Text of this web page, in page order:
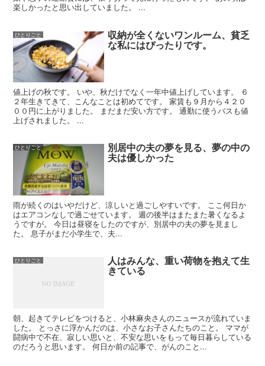
楽しかったと思い出していました。 ...
ひとりごと 収納が全くないワンルーム、貧乏
な私にはぴったりです。
値上げの秋です。 いや、秋だけでなく一年中値上げしています。 ６
２年生きてきて、こんなことは初めてです。 家賃も９月から４２０
００円に上がりました。 まだまだ安い方です。 通勤に使うバスも値
上げされました。 ...
ひとりごと 別居中の夫の夢を見る、夢の中の
夫は優しかった
雨が続くのはいやだけど、涼しいと過ごしやすいです。 ここ何日か
はエアコンなしで過ごせています。 週の後半はまたまた暑くなるよ
うですが。 今日は昼寝をしたのですが、別居中の夫の夢を見まし
た。 息子がまだ小学生で、夫...
ひとりごと 人はみんな、重い荷物を抱えて生
きている
朝、起きてテレビをつけると、小林麻央さんのニュースが流れていま
した。 とっさに浮かんだのは、小さなお子さんたちのこと。 ママが
闘病中で不在、寂しい思いと、不安な思いをもって毎日暮らしている
のだろうと思います。 何日か前の記事で、がんのこと...